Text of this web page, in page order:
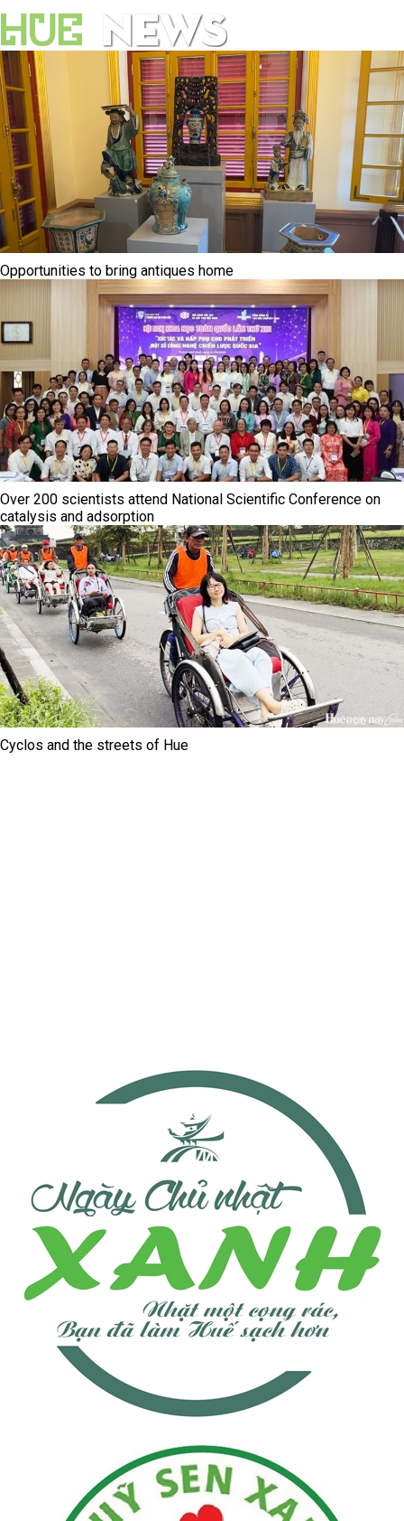
Opportunities to bring antiques home
Over 200 scientists attend National Scientific Conference on
catalysis and adsorption
Cyclos and the streets of Hue